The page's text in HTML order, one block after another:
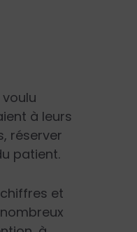
à leurs
réserver
patient.
et